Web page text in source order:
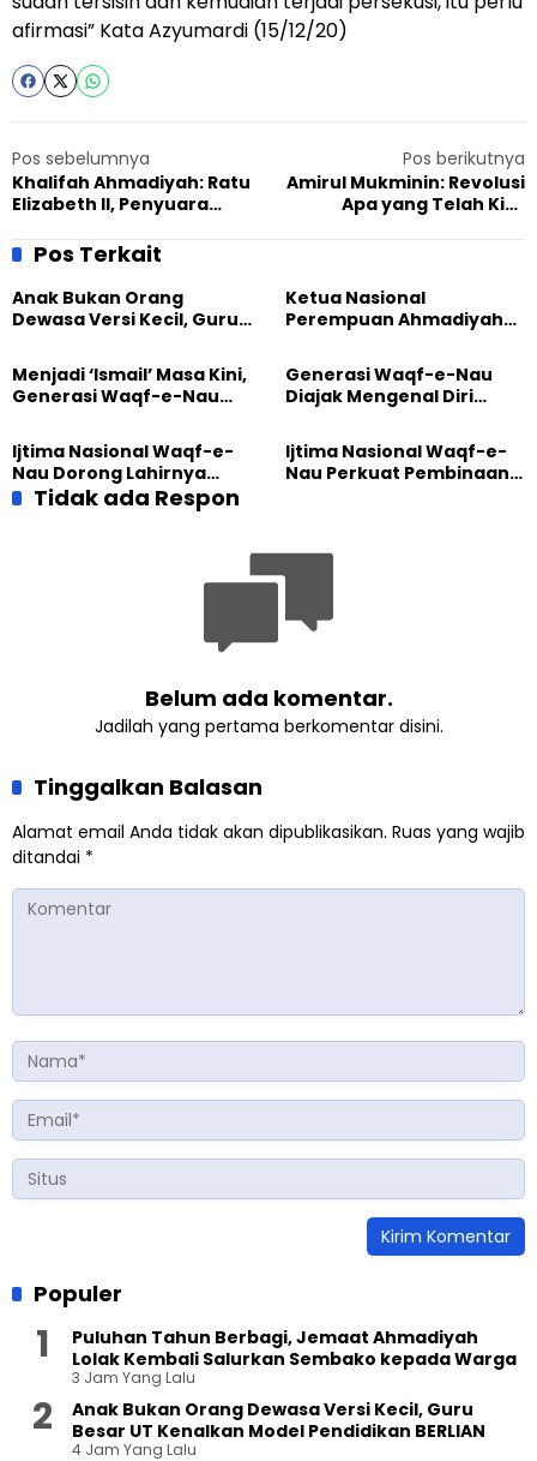
afirmasi” Kata Azyumardi (15/12/20)
Pos sebelumnya
Khalifah Ahmadiyah: Ratu
Elizabeth II, Penyuara
Dunia
Pos berikutnya
Amirul Mukminin: Revolusi
Apa yang Telah Kita
Sendiri?
Pos Terkait
Anak Bukan Orang
Dewasa Versi Kecil, Guru
Pendidikan BERLIAN
Ketua Nasional
Perempuan Ahmadiyah
Besar Universitas
Terbuka
Menjadi ‘Ismail’ Masa Kini,
Generasi Waqf-e-Nau
Pengabdian
Generasi Waqf-e-Nau
Diajak Mengenal Diri
Dunia
Ijtima Nasional Waqf-e-
Nau Dorong Lahirnya
Generasi Pengkhidmat
Ijtima Nasional Waqf-e-
Nau Perkuat Pembinaan
Tidak ada Respon
Belum ada komentar.
Jadilah yang pertama berkomentar disini.
Tinggalkan Balasan
Alamat email Anda tidak akan dipublikasikan. Ruas yang wajib
ditandai *
Populer
Puluhan Tahun Berbagi, Jemaat Ahmadiyah
Lolak Kembali Salurkan Sembako kepada Warga
3 Jam Yang Lalu
Anak Bukan Orang Dewasa Versi Kecil, Guru
Besar UT Kenalkan Model Pendidikan BERLIAN
4 Jam Yang Lalu